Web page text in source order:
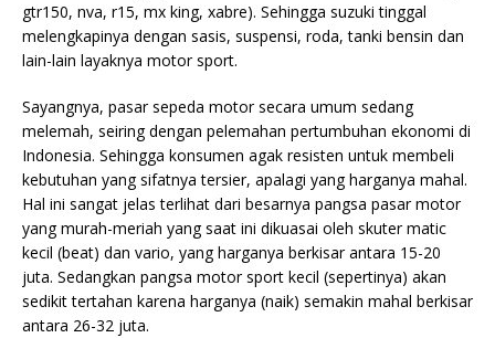
gtr150, nva, r15, mx king, xabre). Sehingga suzuki tinggal
melengkapinya dengan sasis, suspensi, roda, tanki bensin dan
lain-lain layaknya motor sport.
Sayangnya, pasar sepeda motor secara umum sedang
melemah, seiring dengan pelemahan pertumbuhan ekonomi di
Indonesia. Sehingga konsumen agak resisten untuk membeli
kebutuhan yang sifatnya tersier, apalagi yang harganya mahal.
Hal ini sangat jelas terlihat dari besarnya pangsa pasar motor
yang murah-meriah yang saat ini dikuasai oleh skuter matic
kecil (beat) dan vario, yang harganya berkisar antara 15-20
juta. Sedangkan pangsa motor sport kecil (sepertinya) akan
sedikit tertahan karena harganya (naik) semakin mahal berkisar
antara 26-32 juta.